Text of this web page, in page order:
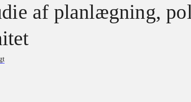
af planlægning,